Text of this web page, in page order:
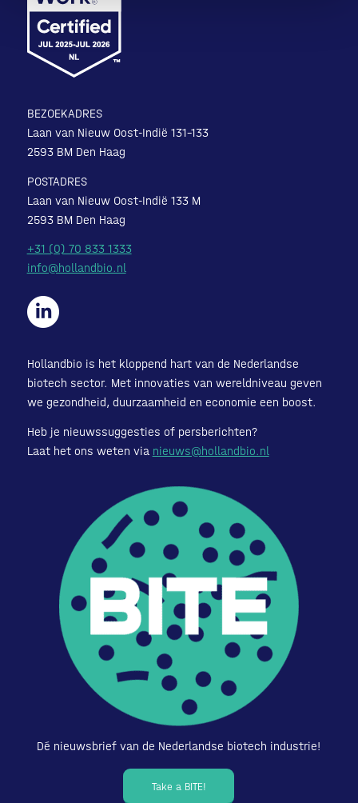
BEZOEKADRES
Laan van Nieuw Oost-Indië 131-133
2593 BM Den Haag
POSTADRES
Laan van Nieuw Oost-Indië 133 M
2593 BM Den Haag
+31 (0) 70 833 1333
info@hollandbio.nl
Hollandbio is het kloppend hart van de Nederlandse
biotech sector. Met innovaties van wereldniveau geven
we gezondheid, duurzaamheid en economie een boost.
Heb je nieuwssuggesties of persberichten?
Laat het ons weten via nieuws@hollandbio.nl
Dé nieuwsbrief van de Nederlandse biotech industrie!
Take a BITE!